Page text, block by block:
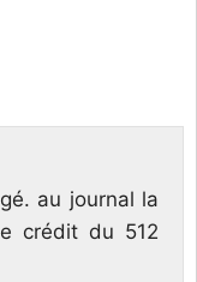
au journal la
crédit du 512